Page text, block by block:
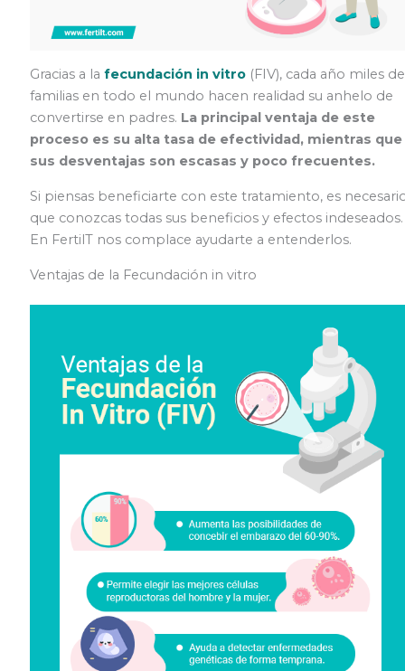
Gracias a la fecundación in vitro(FIV), cada año miles de
familias en todo el mundo hacen realidad su anhelo de
convertirse en padres. La principal ventaja de este
proceso es su alta tasa de efectividad, mientras que
sus desventajas son escasas y poco frecuentes.
Si piensas beneficiarte con este tratamiento, es
que conozcas todas sus beneficios y efectos indeseados.
En FertilT nos complace ayudarte a entenderlos.
Ventajas de la Fecundación in vitro